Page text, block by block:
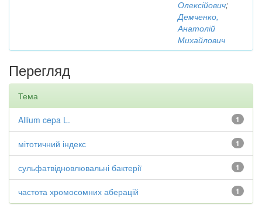
Олексійович;
Демченко,
Анатолій
Михайлович
Перегляд
Тема
1
Allium cepa L.
1
мітотичний індекс
1
сульфатвідновлювальні бактерії
1
частота хромосомних аберацій